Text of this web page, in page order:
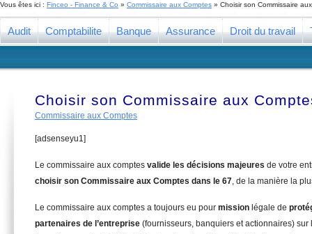
Vous êtes ici : Finceo - Finance & Co » Commissaire aux Comptes » Choisir son Commissaire
Audit Comptabilite Banque Assurance Droit du travail
Choisir son Commissaire aux
Commissaire aux Comptes
[adsenseyu1]
Le commissaire aux comptes valide les décisions majeures de votre
choisir son Commissaire aux Comptes dans le 67, de la manière la
Le commissaire aux comptes a toujours eu pour mission légale de
partenaires de l’entreprise (fournisseurs, banquiers et actionnaires) sur